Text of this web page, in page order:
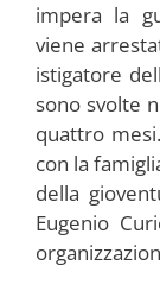
impera la
viene
istigatore
sono svolte
quattro
con la
della
Eugenio